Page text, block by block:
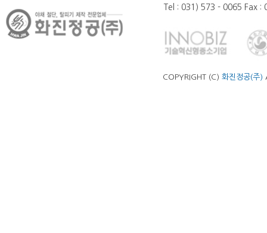
Tel : 031) 573 - 0065 Fax
COPYRIGHT (C)화진정공(주)